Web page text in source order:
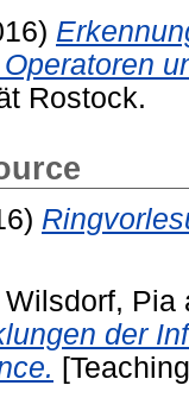
Rostock.
Wilsdorf, Pia
der